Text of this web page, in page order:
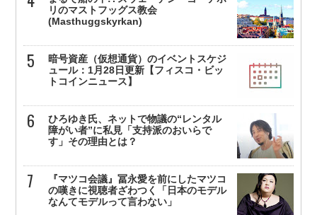
リのマストフッグス教会
(Masthuggskyrkan)
暗号資産（仮想通貨）のイベントスケジ
ュール：1月28日更新【フィスコ・ビッ
トコインニュース】
ひろゆき氏、ネットで物議の“レンタル
障がい者”に私見「支持派のおいらで
す」その理由とは？
『マツコ会議』冨永愛を前にしたマツコ
の嘆きに視聴者ざわつく「日本のモデル
なんてモデルって言わない」